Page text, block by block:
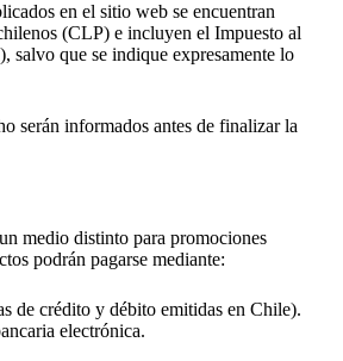
en el sitio web se encuentran
(CLP) e incluyen el Impuesto al
salvo que se indique expresamente lo
serán informados antes de finalizar la
medio distinto para promociones
podrán pagarse mediante:
de crédito y débito emitidas en Chile).
electrónica.